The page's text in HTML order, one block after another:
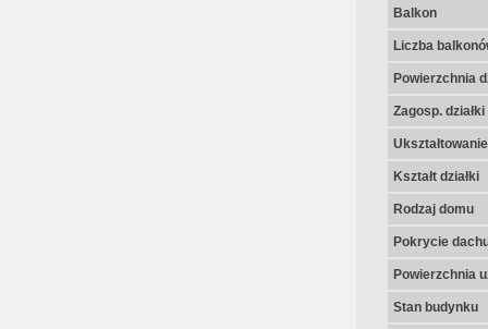
Balkon
Liczba
Powierzchnia
Zagosp. działki
Kształt działki
Rodzaj domu
Pokrycie
Powierzchnia
Stan budynku